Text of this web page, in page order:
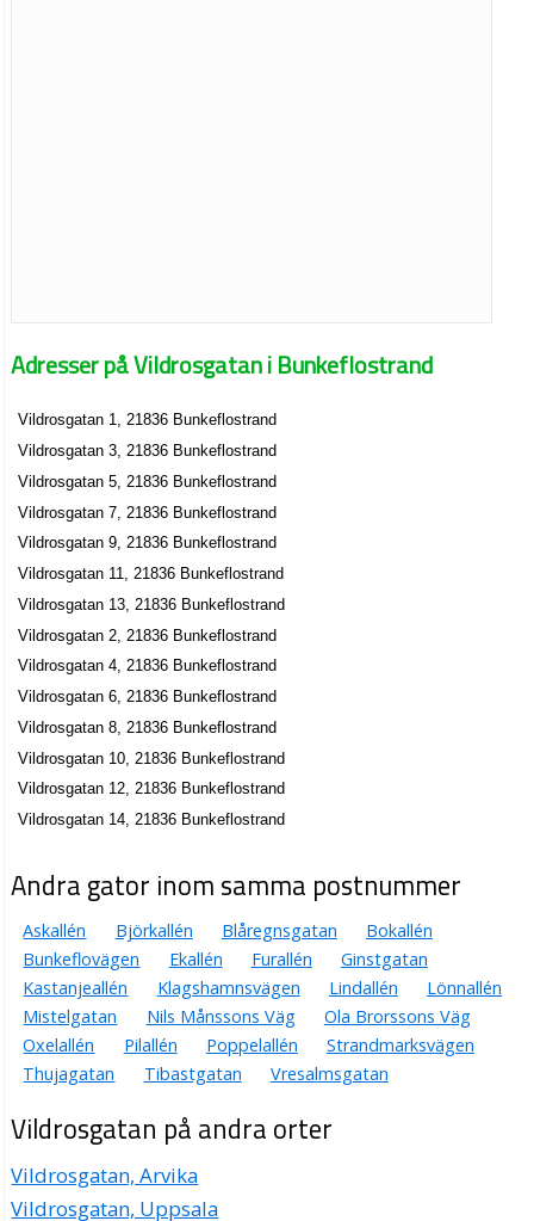
Adresser på Vildrosgatan i Bunkeflostrand
Vildrosgatan 1, 21836 Bunkeflostrand
Vildrosgatan 3, 21836 Bunkeflostrand
Vildrosgatan 5, 21836 Bunkeflostrand
Vildrosgatan 7, 21836 Bunkeflostrand
Vildrosgatan 9, 21836 Bunkeflostrand
Vildrosgatan 11, 21836 Bunkeflostrand
Vildrosgatan 13, 21836 Bunkeflostrand
Vildrosgatan 2, 21836 Bunkeflostrand
Vildrosgatan 4, 21836 Bunkeflostrand
Vildrosgatan 6, 21836 Bunkeflostrand
Vildrosgatan 8, 21836 Bunkeflostrand
Vildrosgatan 10, 21836 Bunkeflostrand
Vildrosgatan 12, 21836 Bunkeflostrand
Vildrosgatan 14, 21836 Bunkeflostrand
Andra gator inom samma postnummer
Askallén Björkallén Blåregnsgatan
Bokallén
Bunkeflovägen
Ekallén Furallén
Ginstgatan
Kastanjeallén
Klagshamnsvägen Lindallén
Lönnallén
Mistelgatan
Nils Månssons Väg
Ola Brorssons Väg
Oxelallén
Pilallén Poppelallén
Strandmarksvägen
Thujagatan
Tibastgatan Vresalmsgatan
Vildrosgatan på andra orter
Vildrosgatan, Arvika
Vildrosgatan, Uppsala